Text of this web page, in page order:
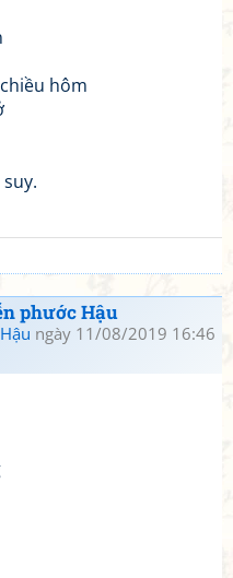
hôm
phước Hậu
ngày 11/08/2019 16:46